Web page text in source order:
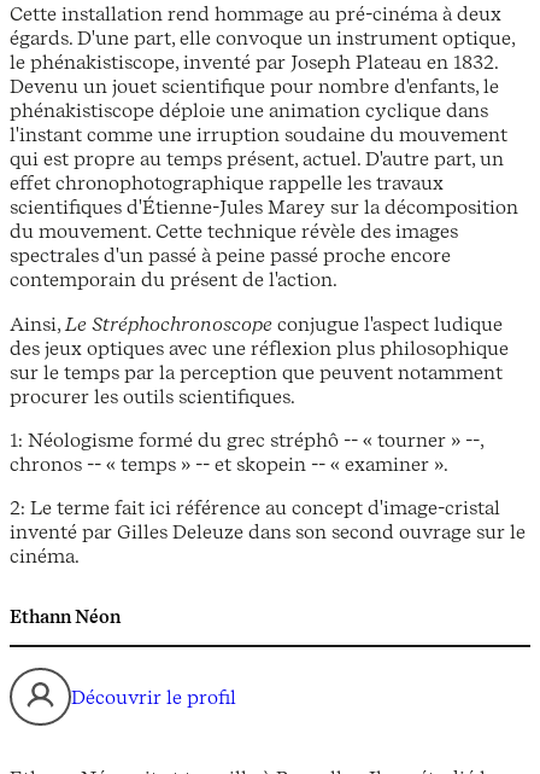
Cette installation rend hommage au pré-cinéma à deux
égards. D'une part, elle convoque un instrument optique,
le phénakistiscope, inventé par Joseph Plateau en 1832.
Devenu un jouet scientifique pour nombre d'enfants, le
phénakistiscope déploie une animation cyclique dans
l'instant comme une irruption soudaine du mouvement
qui est propre au temps présent, actuel. D'autre part, un
effet chronophotographique rappelle les travaux
scientifiques d'Étienne-Jules Marey sur la décomposition
du mouvement. Cette technique révèle des images
spectrales d'un passé à peine passé proche encore
contemporain du présent de l'action.
Ainsi, Le Stréphochronoscope conjugue l'aspect ludique
des jeux optiques avec une réflexion plus philosophique
sur le temps par la perception que peuvent notamment
procurer les outils scientifiques.
1: Néologisme formé du grec stréphô -- « tourner » --,
chronos -- « temps » -- et skopein -- « examiner ».
2: Le terme fait ici référence au concept d'image-cristal
inventé par Gilles Deleuze dans son second ouvrage sur le
cinéma.
Ethann Néon
Découvrir le profil